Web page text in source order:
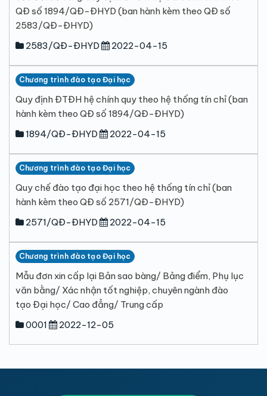
QĐ số 1894/QĐ-ĐHYD (ban hành kèm theo QĐ số
2583/QĐ-ĐHYD)
2583/QĐ-ĐHYD
2022-04-15
Chương trình đào tạo Đại học
Quy định ĐTĐH hệ chính quy theo hệ thống tín chỉ (ban
hành kèm theo QĐ số 1894/QĐ-ĐHYD)
1894/QĐ-ĐHYD
2022-04-15
Chương trình đào tạo Đại học
Quy chế đào tạo đại học theo hệ thống tín chỉ (ban
hành kèm theo QĐ số 2571/QĐ-ĐHYD)
2571/QĐ-ĐHYD
2022-04-15
Chương trình đào tạo Đại học
Mẫu đơn xin cấp lại Bản sao bàng/ Bảng điểm, Phụ lục
văn bằng/ Xác nhận tốt nghiệp, chuyên ngành đào
tạo Đại học/ Cao đẳng/ Trung cấp
0001
2022-12-05